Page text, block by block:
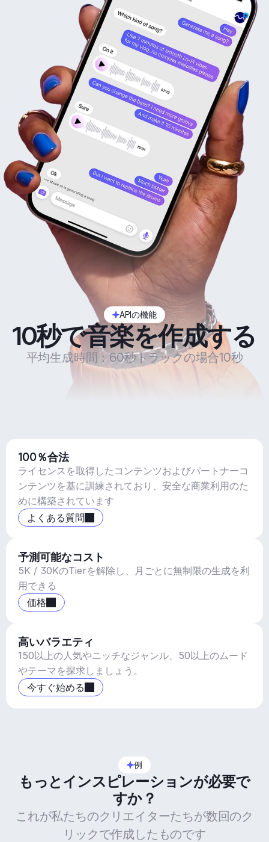
APIの機能
10秒で音楽を作成する
平均生成時間：60秒トラックの場合10秒
100％合法
ライセンスを取得したコンテンツおよびパートナーコ
ンテンツを基に訓練されており、安全な商業利用のた
めに構築されています
よくある質問
予測可能なコスト
5K / 30KのTierを解除し、月ごとに無制限の生成を利
用できる
価格
高いバラエティ
150以上の人気やニッチなジャンル、50以上のムード
やテーマを探求しましょう。
今すぐ始める
例
もっとインスピレーションが必要で
すか？
これが私たちのクリエイターたちが数回のク
リックで作成したものです